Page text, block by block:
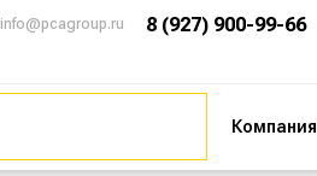
info@pcagroup.ru
8 (927) 900-99-66
Компания